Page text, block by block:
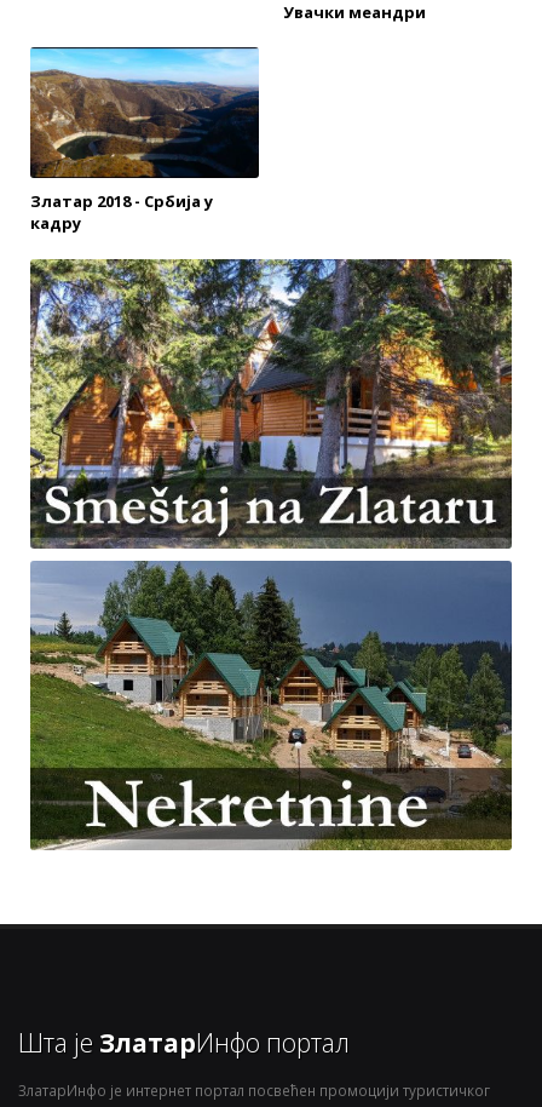
Увачки меандри
Златар 2018 - Србија у
кадру
Шта је ЗлатарИнфо портал
ЗлатарИнфо је интернет портал посвећен промоцији туристичког